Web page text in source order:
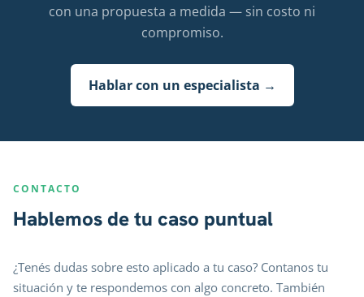
con una propuesta a medida — sin costo ni
compromiso.
Hablar con un especialista →
CONTACTO
Hablemos de tu caso puntual
¿Tenés dudas sobre esto aplicado a tu caso? Contanos tu
situación y te respondemos con algo concreto. También